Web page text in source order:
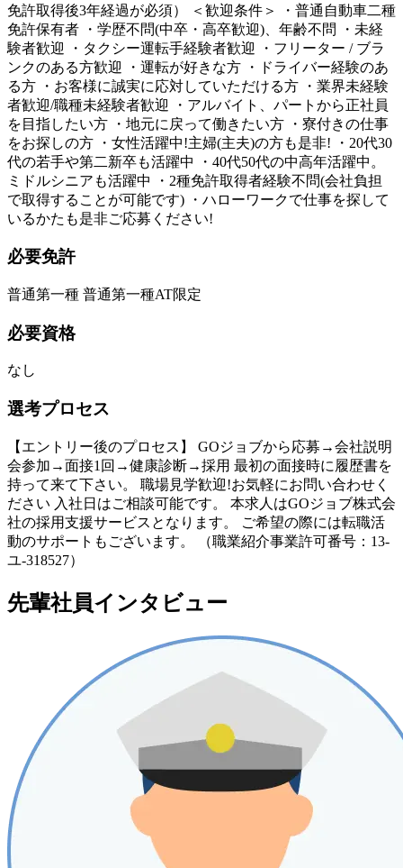
免許取得後3年経過が必須） ＜歓迎条件＞ ・普通自動車二種
免許保有者 ・学歴不問(中卒・高卒歓迎)、年齢不問 ・未経
験者歓迎 ・タクシー運転手経験者歓迎 ・フリーター / ブラ
ンクのある方歓迎 ・運転が好きな方 ・ドライバー経験のあ
る方 ・お客様に誠実に応対していただける方 ・業界未経験
者歓迎/職種未経験者歓迎 ・アルバイト、パートから正社員
を目指したい方 ・地元に戻って働きたい方 ・寮付きの仕事
をお探しの方 ・女性活躍中!主婦(主夫)の方も是非! ・20代30
代の若手や第二新卒も活躍中 ・40代50代の中高年活躍中。
ミドルシニアも活躍中 ・2種免許取得者経験不問(会社負担
で取得することが可能です) ・ハローワークで仕事を探して
いるかたも是非ご応募ください!
必要免許
普通第一種 普通第一種AT限定
必要資格
なし
選考プロセス
【エントリー後のプロセス】 GOジョブから応募→会社説明
会参加→面接1回→健康診断→採用 最初の面接時に履歴書を
持って来て下さい。 職場見学歓迎!お気軽にお問い合わせく
ださい 入社日はご相談可能です。 本求人はGOジョブ株式会
社の採用支援サービスとなります。 ご希望の際には転職活
動のサポートもございます。 （職業紹介事業許可番号：13-
ユ-318527）
先輩社員インタビュー